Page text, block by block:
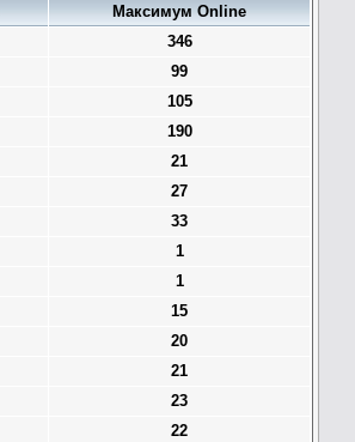
Максимум Online
346
99
105
190
21
27
33
1
1
15
20
21
23
22